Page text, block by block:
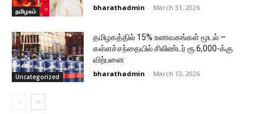
தமிழகம் bharathadmin - March 31, 2026
Uncategorized
தமிழகத்தில் 15% உணவகங்கள் மூடல் –
கள்ளச்சந்தையில் சிலிண்டர் ரூ.6,000-க்கு
விற்பனை
bharathadmin - March 13, 2026